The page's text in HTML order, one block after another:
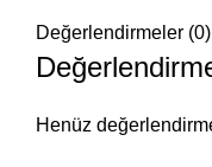
Değerlendirmeler (0)
Henüz